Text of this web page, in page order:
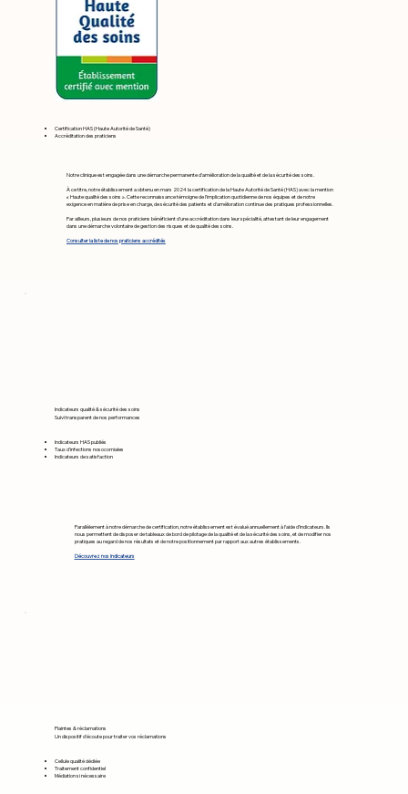
Certification HAS (Haute Autorité de Santé)
Accréditation des praticiens
Notre clinique est engagée dans une démarche permanente d’amélioration de la qualité et de la sécurité des soins.
À ce titre, notre établissement a obtenu en mars 2024 la certification de la Haute Autorité de Santé (HAS) avec la mention
« Haute qualité des soins ». Cette reconnaissance témoigne de l’implication quotidienne de nos équipes et de notre
exigence en matière de prise en charge, de sécurité des patients et d’amélioration continue des pratiques professionnelles.
Par ailleurs, plusieurs de nos praticiens bénéficient d’une accréditation dans leur spécialité, attestant de leur engagement
dans une démarche volontaire de gestion des risques et de qualité des soins.
Consulter la liste de nos praticiens accrédités
Indicateurs qualité & sécurité des soins
Suivi transparent de nos performances
Indicateurs HAS publiés
Taux d'infections nosocomiales
Indicateurs de satisfaction
Parallèlement à notre démarche de certification, notre établissement est évalué annuellement à l’aide d’indicateurs. Ils
nous permettent de disposer de tableaux de bord de pilotage de la qualité et de la sécurité des soins, et de modifier nos
pratiques au regard de nos résultats et de notre positionnement par rapport aux autres établissements.
Découvrez nos indicateurs
Plaintes & réclamations
Un dispositif d'écoute pour traiter vos réclamations
Cellule qualité dédiée
Traitement confidentiel
Médiation si nécessaire